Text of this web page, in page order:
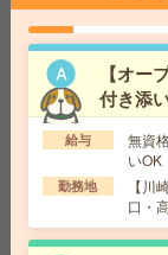
1750円＊《時
期！窓口業務[
給 与 時給1750円
交通費 全額支給
勤務地 北鎌倉駅徒
バス停：小坂小学
【オー
付き添
給与
無資
い
以上
勤務地
【川
口・
地多